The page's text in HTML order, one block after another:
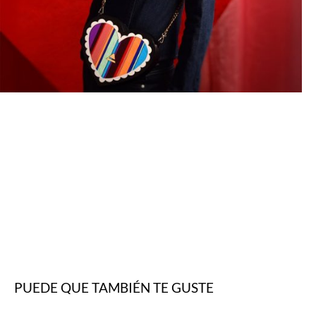
PUEDE QUE TAMBIÉN TE GUSTE